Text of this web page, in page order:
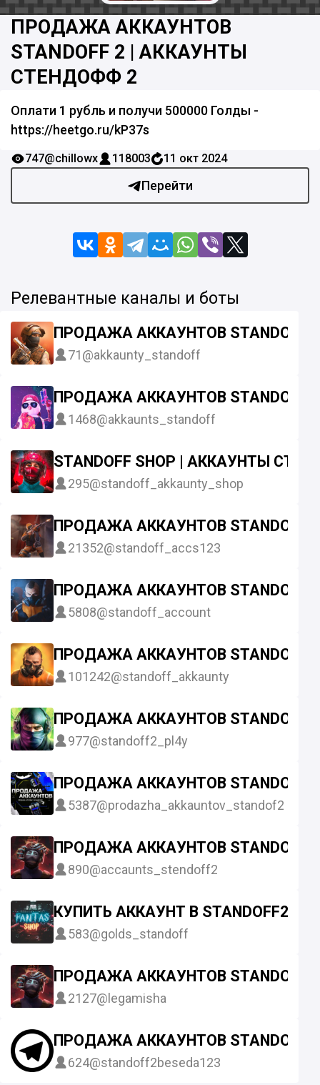
ПРОДАЖА АККАУНТОВ
STANDOFF 2 | АККАУНТЫ
СТЕНДОФФ 2
Оплати 1 рубль и получи 500000 Голды -
https://heetgo.ru/kP37s
Перейти
747@chillowx 118003 11 окт 2024
Релевантные каналы и боты
ПРОДАЖА АККАУНТОВ
71@akkaunty_standoff
ПРОДАЖА АККАУНТОВ STANDOFF
1468@akkaunts_standoff
STANDOFF SHOP | АККАУНТЫ
295@standoff_akkaunty_shop
ПРОДАЖА АККАУНТОВ
21352@standoff_accs123
ПРОДАЖА АККАУНТОВ
5808@standoff_account
ПРОДАЖА АККАУНТОВ
101242@standoff_akkaunty
ПРОДАЖА АККАУНТОВ
977@standoff2_pl4y
ПРОДАЖА АККАУНТОВ STANDOFF 2
5387@prodazha_akkauntov_standof2
ПРОДАЖА АККАУНТОВ STANDOFF
890@accaunts_stendoff2
КУПИТЬ АККАУНТ В STANDOFF2
583@golds_standoff
ПРОДАЖА АККАУНТОВ STANDOFF
2127@legamisha
ПРОДАЖА АККАУНТОВ STANDOFF 2
624@standoff2beseda123